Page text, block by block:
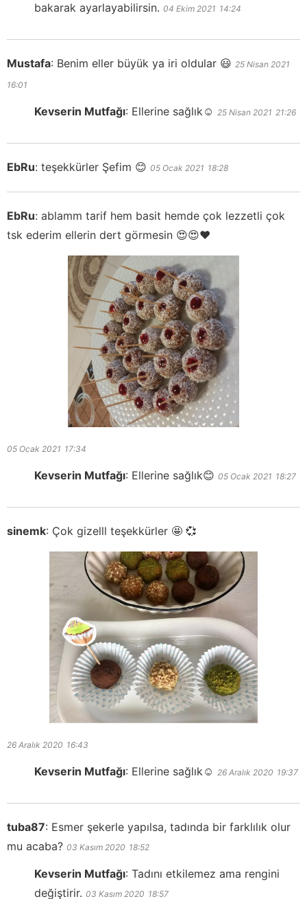
bakarak ayarlayabilirsin. 04 Ekim 2021 14:24
Mustafa: Benim eller büyük ya iri oldular 😃 25 Nisan 2021
16:01
Kevserin Mutfağı: Ellerine sağlık☺️ 25 Nisan 2021 21:26
EbRu: teşekkürler Şefim 😊 05 Ocak 2021 18:28
EbRu: ablamm tarif hem basit hemde çok lezzetli çok
tsk ederim ellerin dert görmesin 😍😍❤
05 Ocak 2021 17:34
Kevserin Mutfağı: Ellerine sağlık😊 05 Ocak 2021 18:27
sinemk: Çok gizelll teşekkürler 🤩 💞
26 Aralık 2020 16:43
Kevserin Mutfağı: Ellerine sağlık☺️ 26 Aralık 2020 19:37
tuba87: Esmer şekerle yapılsa, tadında bir farklılık olur
mu acaba? 03 Kasım 2020 18:52
Kevserin Mutfağı: Tadını etkilemez ama rengini
değiştirir. 03 Kasım 2020 18:57